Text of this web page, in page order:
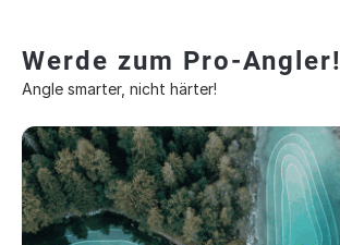
Werde zum Pro-Angler!
Angle smarter, nicht härter!